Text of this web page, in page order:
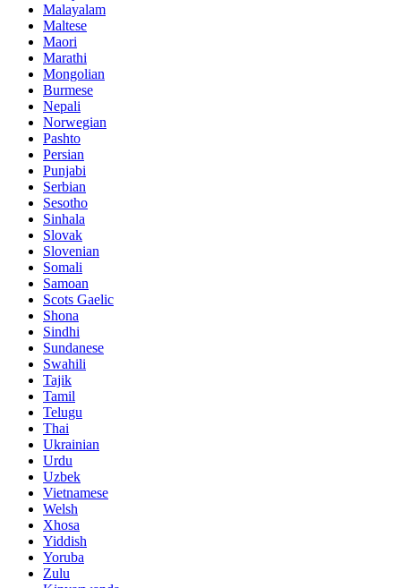
Malayalam
Maltese
Maori
Marathi
Mongolian
Burmese
Nepali
Norwegian
Pashto
Persian
Punjabi
Serbian
Sesotho
Sinhala
Slovak
Slovenian
Somali
Samoan
Scots Gaelic
Shona
Sindhi
Sundanese
Swahili
Tajik
Tamil
Telugu
Thai
Ukrainian
Urdu
Uzbek
Vietnamese
Welsh
Xhosa
Yiddish
Yoruba
Zulu